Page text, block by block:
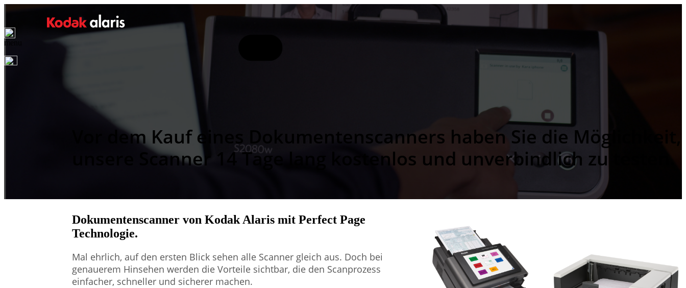
menu
Vor dem Kauf eines Dokumentenscanners haben Sie die Möglichkeit,
unsere Scanner 14 Tage lang kostenlos und unverbindlich zu testen.
Dokumentenscanner von Kodak Alaris mit Perfect Page
Technologie.
Mal ehrlich, auf den ersten Blick sehen alle Scanner gleich aus. Doch bei
genauerem Hinsehen werden die Vorteile sichtbar, die den Scanprozess
einfacher, schneller und sicherer machen.